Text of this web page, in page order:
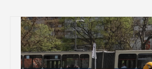
Фото галерија
Видео галерија
Контакт